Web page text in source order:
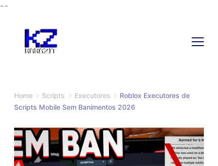
--
Home Scripts Executores
Roblox Executores de
Scripts Mobile Sem Banimentos 2026